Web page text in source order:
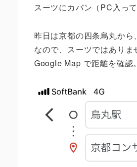
スーツにカバン（PC入っ
昨日は京都の四条烏丸か
なので、スーツではあり
Google Map で距離を確認。